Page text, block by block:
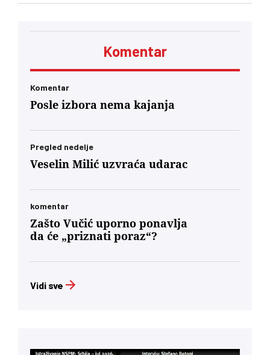
Kelemenu Hunoru u Rumuniji bila je jasna: ‘Sada
biti prijatno. Dobićete znatno manje novca pod
minuta bili lojalni, entuzijastični saučesnici
verovatno nositi veću političku težinu od glasa
Mađara u Subotici. To jeste politički škakljivo,
usidrena u 21. vek – svesno odvojena od
toksične prošlosti koja nam je trovala društvo
Komentar
Komentar
Posle izbora nema kajanja
Pregled nedelje
Veselin Milić uzvraća udarac
komentar
Zašto Vučić uporno ponavlja
da će „priznati poraz“?
Vidi sve